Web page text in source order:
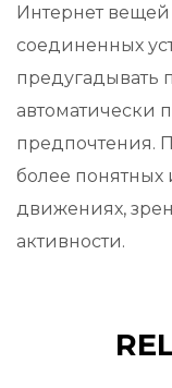
Интернет
соединенных
предугадывать
автоматически
предпочтения.
более понятных
движениях,
активности.